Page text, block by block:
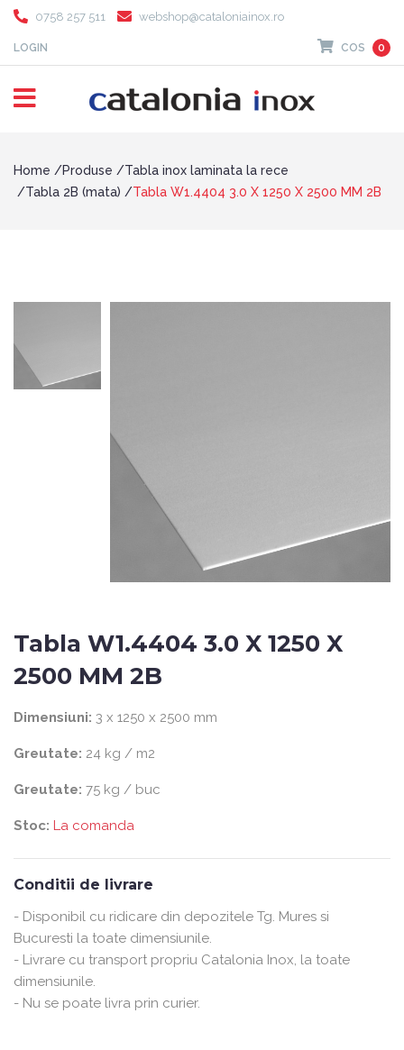
0758 257 511 webshop@cataloniainox.ro
LOGIN COS 0
Home Produse
Tabla inox laminata la rece
Tabla 2B (mata)
Tabla W1.4404 3.0 X 1250 X 2500 MM 2B
Tabla W1.4404 3.0 X 1250 X
2500 MM 2B
Dimensiuni: 3 x 1250 x 2500 mm
Greutate: 24 kg / m2
Greutate: 75 kg / buc
Stoc: La comanda
Conditii de livrare
- Disponibil cu ridicare din depozitele Tg. Mures si
Bucuresti la toate dimensiunile.
- Livrare cu transport propriu Catalonia Inox, la toate
dimensiunile.
- Nu se poate livra prin curier.